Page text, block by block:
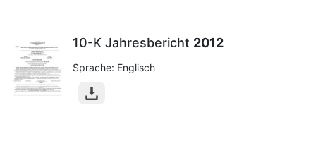
10-K Jahresbericht 2012
Sprache: Englisch